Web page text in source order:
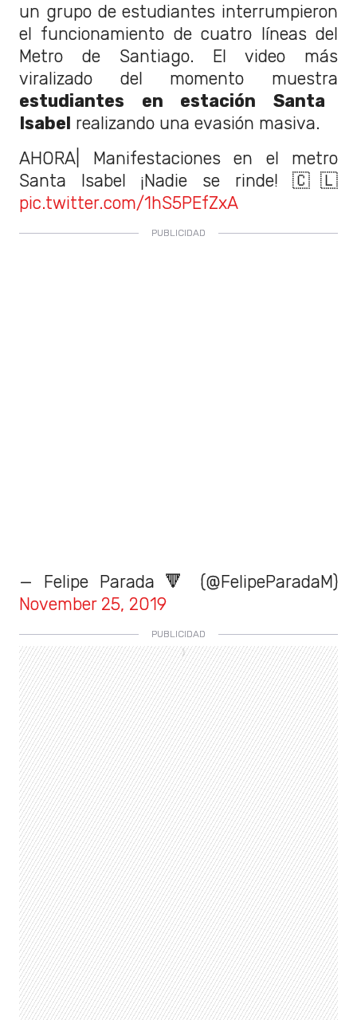
un grupo de estudiantes interrumpieron
el funcionamiento de cuatro líneas del
Metro de Santiago. El video más
viralizado del momento muestra
estudiantes en estación Santa
Isabel realizando una evasión masiva.
AHORA| Manifestaciones en el metro
Santa Isabel ¡Nadie se rinde! 🇨🇱
pic.twitter.com/1hS5PEfZxA
— Felipe Parada 🔻 (@FelipeParadaM)
November 25, 2019